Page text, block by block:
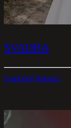
SVADBA
Svadobný fotograf